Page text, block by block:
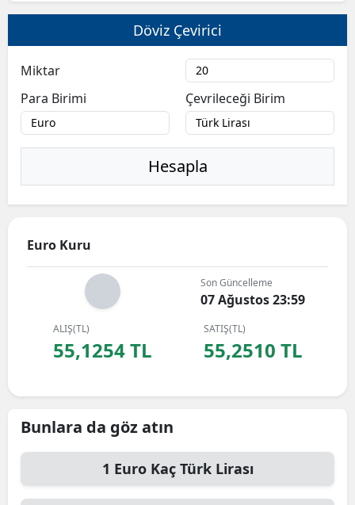
Döviz Çevirici
Miktar
Para Birimi
Çevrileceği Birim
Hesapla
Euro Kuru
Son Güncelleme
07 Ağustos 23:59
ALIŞ(TL)
55,1254 TL
SATIŞ(TL)
55,2510 TL
Bunlara da göz atın
1 EuroKaç Türk Lirası